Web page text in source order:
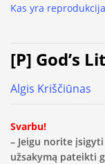
Kas yra
[P] God’s
Algis Kriščiūnas
Svarbu!
– Jeigu norite
užsakymą pateikti